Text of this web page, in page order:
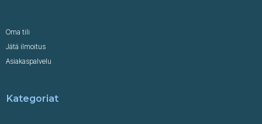
Oma tili
Jätä ilmoitus
Asiakaspalvelu
Kategoriat